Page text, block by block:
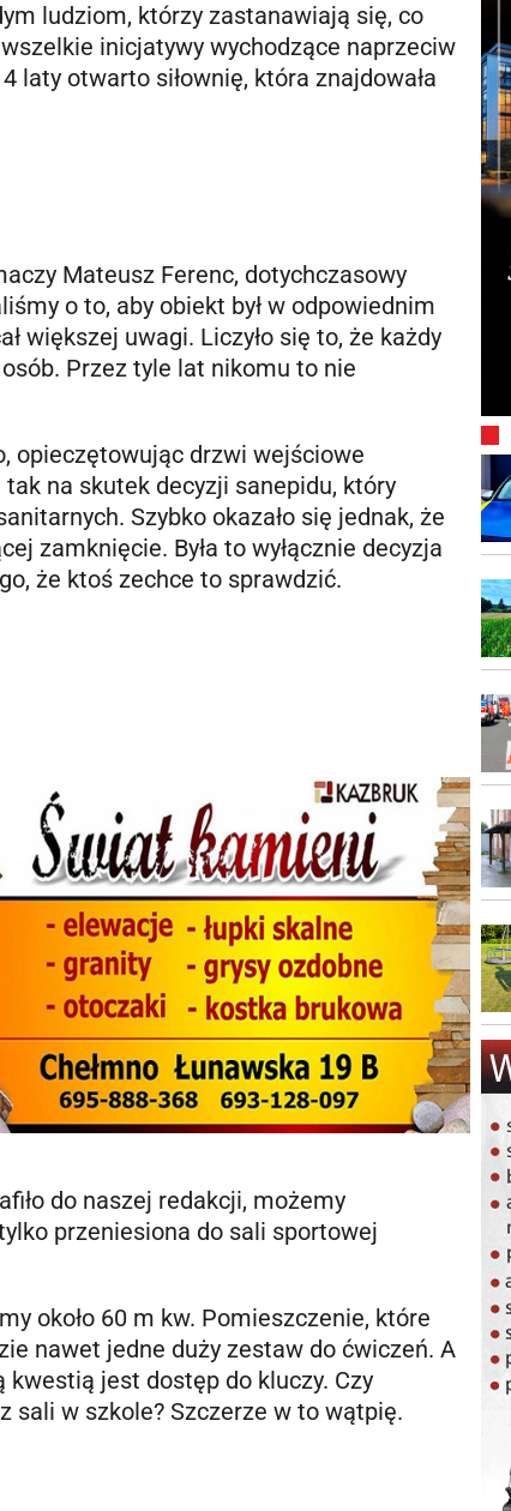
ludziom, którzy zastanawiają się, co
inicjatywy wychodzące naprzeciw
laty otwarto siłownię, która znajdowała
Mateusz Ferenc, dotychczasowy
o to, aby obiekt był w odpowiednim
większej uwagi. Liczyło się to, że każdy
Przez tyle lat nikomu to nie
opieczętowując drzwi wejściowe
na skutek decyzji sanepidu, który
Szybko okazało się jednak, że
zamknięcie. Była to wyłącznie decyzja
że ktoś zechce to sprawdzić.
do naszej redakcji, możemy
przeniesiona do sali sportowej
około 60 m kw. Pomieszczenie, które
nawet jedne duży zestaw do ćwiczeń. A
jest dostęp do kluczy. Czy
sali w szkole? Szczerze w to wątpię.